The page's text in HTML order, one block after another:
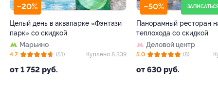
–20%
Целый день в аквапарке «Фэнтази
парк» со скидкой
Марьино
от 1 752 руб.
4.7 (51) Куплено 8 339
–50%
Панорамный ресторан
теплохода со скидкой
Деловой центр
от 630 руб.
5.0 (8)